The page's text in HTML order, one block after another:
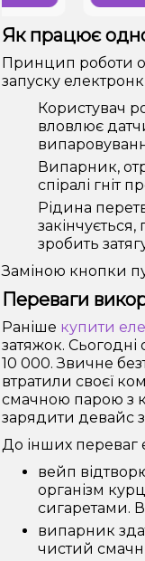
Як працює
Принцип роботи
запуску
Користувач
вловлює
Випарник,
спіралі гніт
Рідина
зробить
Заміною кнопки
Переваги
Раніше купити
затяжок. Сьогодні
10 000. Звичне
втратили своєї
смачною парою з
зарядити девайс
До інших переваг
вейп
організм
сигаретами.
випарник
чистий